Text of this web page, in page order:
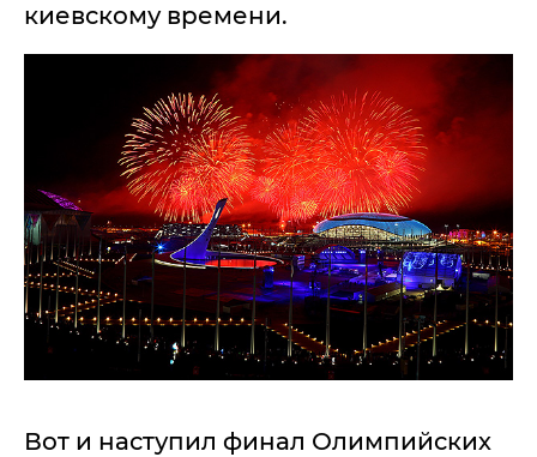
киевскому времени.
Вот и наступил финал Олимпийских